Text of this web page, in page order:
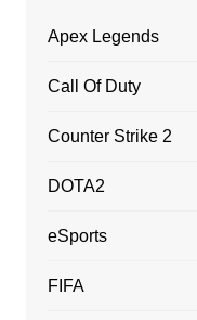
Apex Legends
Call Of Duty
Counter Strike 2
DOTA2
eSports
FIFA